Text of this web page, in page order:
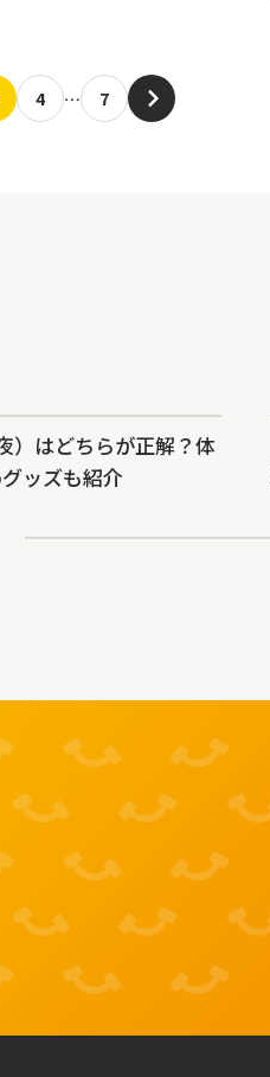
4 … 7
）はどちらが正解？体
ッズも紹介